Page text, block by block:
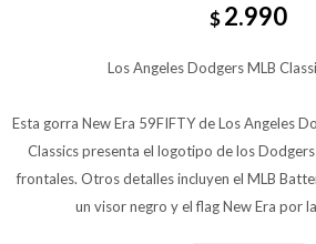
$2.990
Los Angeles Dodgers MLB
Esta gorra New Era 59FIFTY de Los Angeles
Classics presenta el logotipo de los
frontales. Otros detalles incluyen el MLB
un visor negro y el flag New Era por